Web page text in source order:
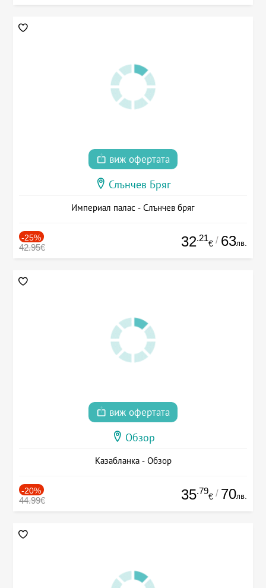
виж офертата
Слънчев Бряг
Империал палас - Слънчев бряг
-25%
42.95€ 32.21
€ / 63лв.
виж офертата
Обзор
Казабланка - Обзор
-20%
44.99€ 35.79
€ / 70лв.